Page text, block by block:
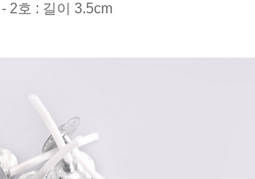
- 2호 : 길이 3.5cm